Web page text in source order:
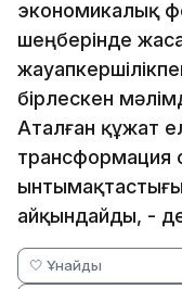
экономикалық
шеңберінде
бірлескен
Аталған құжат
трансформация
айқындайды, -
🤍 Ұнайды